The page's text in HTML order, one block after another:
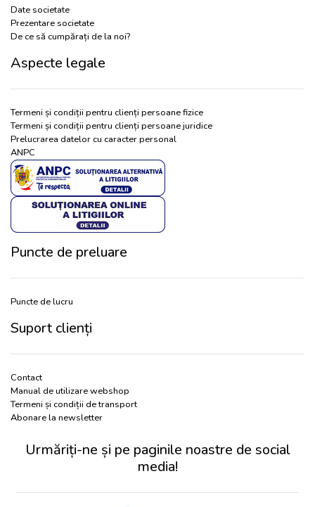
Date societate
Prezentare societate
De ce să cumpărați de la noi?
Aspecte legale
Termeni și condiții pentru clienți persoane fizice
Termeni și condiții pentru clienți persoane juridice
Prelucrarea datelor cu caracter personal
ANPC
Puncte de preluare
Puncte de lucru
Suport clienți
Contact
Manual de utilizare webshop
Termeni și condiții de transport
Abonare la newsletter
Urmăriți-ne și pe paginile noastre de social
media!